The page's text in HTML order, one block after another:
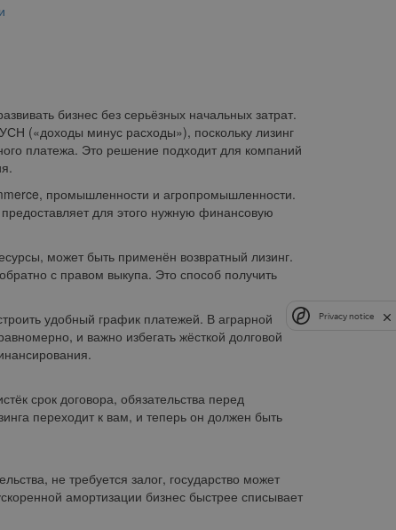
бизнес без серьёзных начальных затрат.
(«доходы минус расходы»), поскольку лизинг
платежа. Это решение подходит для компаний
промышленности и агропромышленности.
для этого нужную финансовую
может быть применён возвратный лизинг.
с правом выкупа. Это способ получить
удобный график платежей. В аграрной
и важно избегать жёсткой долговой
срок договора, обязательства перед
переходит к вам, и теперь он должен быть
не требуется залог, государство может
амортизации бизнес быстрее списывает
Privacy notice